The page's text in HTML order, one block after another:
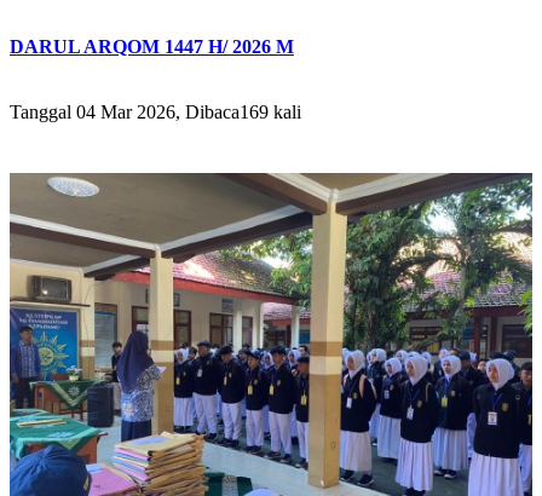
DARUL ARQOM 1447 H/ 2026 M
Tanggal 04 Mar 2026, Dibaca169 kali